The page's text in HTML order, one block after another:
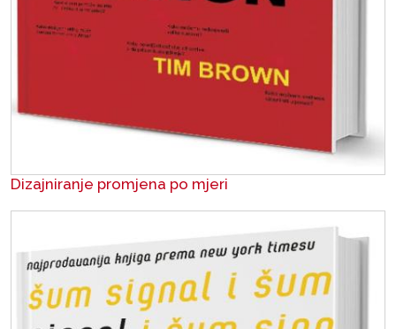
Dizajniranje promjena po mjeri